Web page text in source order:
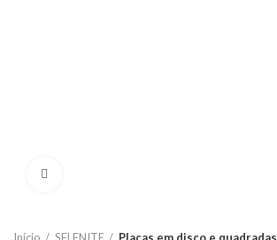
Início SELENITE Placas em disco e quadradas